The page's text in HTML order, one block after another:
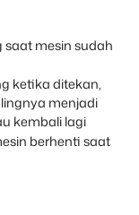
saat mesin sudah
ketika ditekan,
menjadi
kembali lagi
berhenti saat